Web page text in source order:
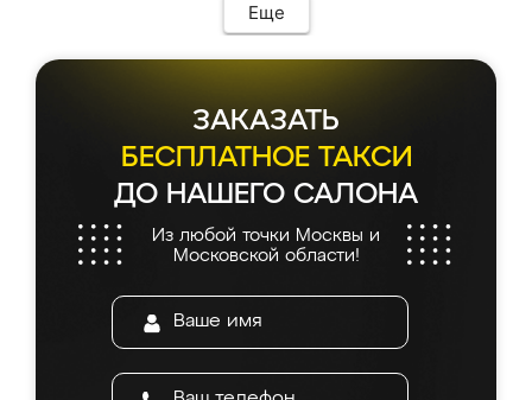
Еще
ЗАКАЗАТЬ
БЕСПЛАТНОЕ ТАКСИ
ДО НАШЕГО САЛОНА
Из любой точки Москвы и
Московской области!